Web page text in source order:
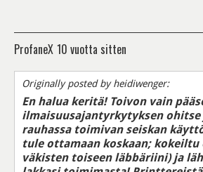
ProfaneX 10 vuotta sitten
Originally posted by heidiwenger:
En halua keritä! Toivon vain
ilmaisuusajantyrkytyksen ohitse
rauhassa toimivan seiskan
tule ottamaan koskaan; kokeiltu
väkisten toiseen läbbäriini) ja